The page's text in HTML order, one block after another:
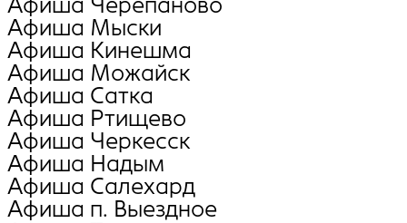
Афиша Мыски
Афиша Кинешма
Афиша Можайск
Афиша Сатка
Афиша Ртищево
Афиша Черкесск
Афиша Надым
Афиша Салехард
Афиша п. Выездное